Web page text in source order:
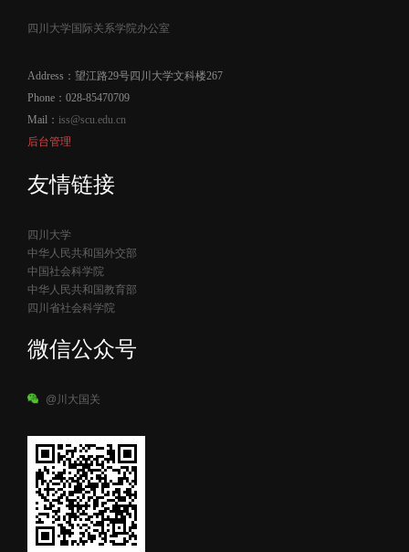
四川大学国际关系学院办公室
Address：望江路29号四川大学文科楼267
Phone：028-85470709
Mail： iss@scu.edu.cn
后台管理
友情链接
四川大学
中华人民共和国外交部
中国社会科学院
中华人民共和国教育部
四川省社会科学院
微信公众号
@川大国关